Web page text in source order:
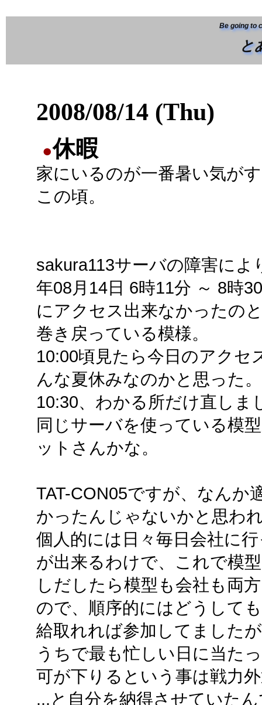
Be going to
と
2008/08/14 (Thu)
●休暇
家にいるのが一番暑い気が
この頃。
sakura113サーバの障害によ
年08月14日 6時11分 ～ 8時
にアクセス出来なかったの
巻き戻っている模様。
10:00頃見たら今日のアクセ
んな夏休みなのかと思った。
10:30、わかる所だけ直しま
同じサーバを使っている模
ットさんかな。
TAT-CON05ですが、なんか
かったんじゃないかと思わ
個人的には日々毎日会社に
が出来るわけで、これで模
しだしたら模型も会社も両
ので、順序的にはどうして
給取れれば参加してました
うちで最も忙しい日に当た
可が下りるという事は戦力
...と自分を納得させていた